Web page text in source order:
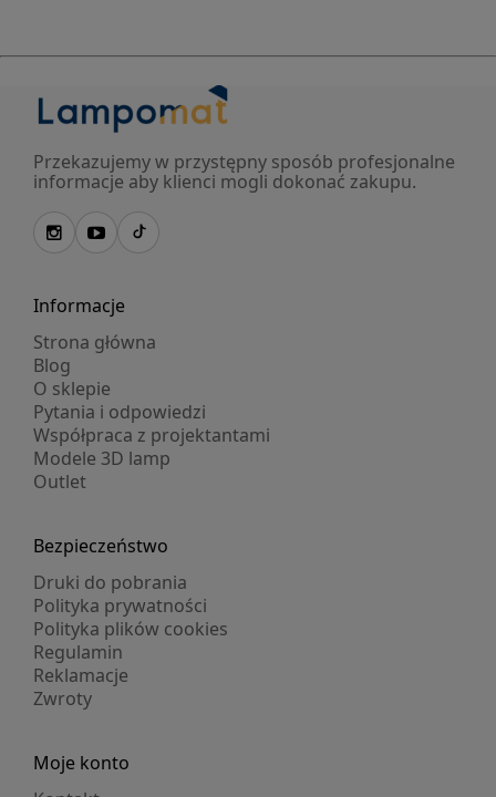
Przekazujemy w przystępny sposób profesjonalne
informacje aby klienci mogli dokonać zakupu.
Informacje
Strona główna
Blog
O sklepie
Pytania i odpowiedzi
Współpraca z projektantami
Modele 3D lamp
Outlet
Bezpieczeństwo
Druki do pobrania
Polityka prywatności
Polityka plików cookies
Regulamin
Reklamacje
Zwroty
Moje konto